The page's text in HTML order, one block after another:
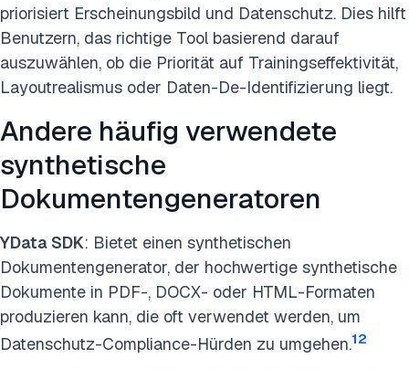
priorisiert Erscheinungsbild und Datenschutz. Dies hilft
Benutzern, das richtige Tool basierend darauf
auszuwählen, ob die Priorität auf Trainingseffektivität,
Layoutrealismus oder Daten-De-Identifizierung liegt.
Andere häufig verwendete
synthetische
Dokumentengeneratoren
YData SDK: Bietet einen synthetischen
Dokumentengenerator, der hochwertige synthetische
Dokumente in PDF-, DOCX- oder HTML-Formaten
produzieren kann, die oft verwendet werden, um
Datenschutz-Compliance-Hürden zu umgehen.12